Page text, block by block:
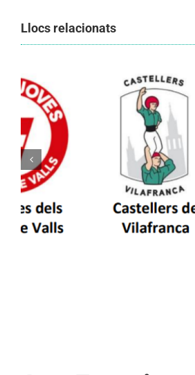
Llocs relacionats
Els Castellers de
patrimoni en un
d’Aran i a la